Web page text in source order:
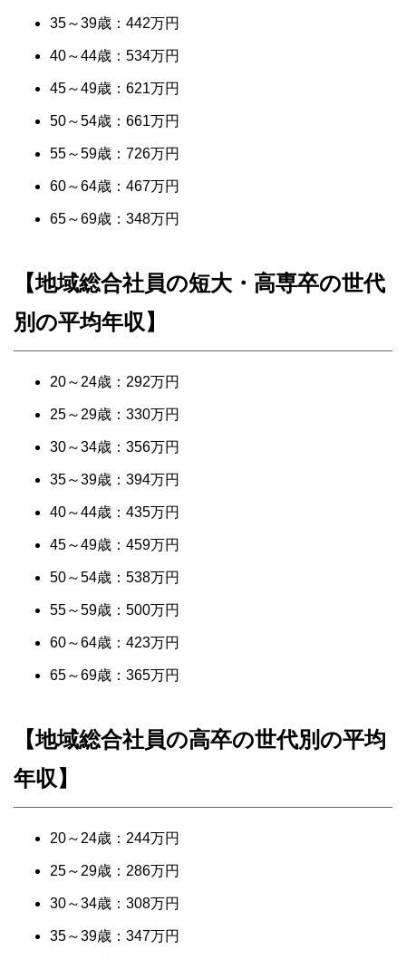
35～39歳：442万円
40～44歳：534万円
45～49歳：621万円
50～54歳：661万円
55～59歳：726万円
60～64歳：467万円
65～69歳：348万円
【地域総合社員の短大・高専卒の世代
別の平均年収】
20～24歳：292万円
25～29歳：330万円
30～34歳：356万円
35～39歳：394万円
40～44歳：435万円
45～49歳：459万円
50～54歳：538万円
55～59歳：500万円
60～64歳：423万円
65～69歳：365万円
【地域総合社員の高卒の世代別の平均
年収】
20～24歳：244万円
25～29歳：286万円
30～34歳：308万円
35～39歳：347万円